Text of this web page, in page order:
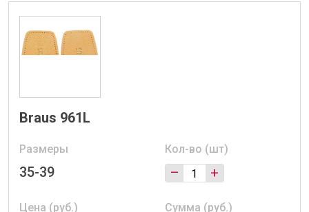
Braus 961L
Размеры
35-39
Кол-во (шт)
– +
Цена (руб.) Сумма (руб.)